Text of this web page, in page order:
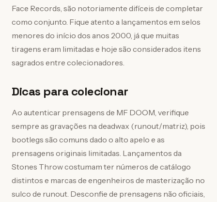
Face Records, são notoriamente difíceis de completar
como conjunto. Fique atento a lançamentos em selos
menores do início dos anos 2000, já que muitas
tiragens eram limitadas e hoje são considerados itens
sagrados entre colecionadores.
Dicas para colecionar
Ao autenticar prensagens de MF DOOM, verifique
sempre as gravações na deadwax (runout/matriz), pois
bootlegs são comuns dado o alto apelo e as
prensagens originais limitadas. Lançamentos da
Stones Throw costumam ter números de catálogo
distintos e marcas de engenheiros de masterização no
sulco de runout. Desconfie de prensagens não oficiais,